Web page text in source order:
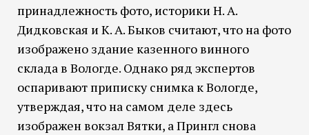
принадлежность фото, историки Н. А.
Дидковская и К. А. Быков считают, что на фото
изображено здание казенного винного
склада в Вологде. Однако ряд экспертов
оспаривают приписку снимка к Вологде,
утверждая, что на самом деле здесь
изображен вокзал Вятки, а Прингл снова